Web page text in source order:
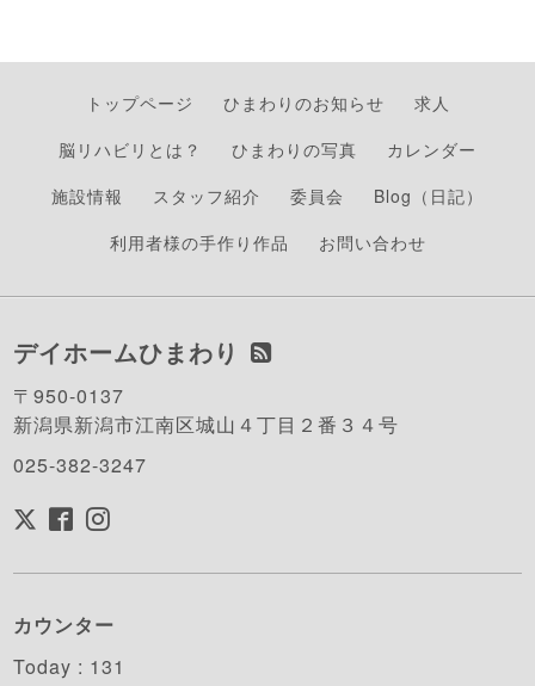
トップページ ひまわりのお知らせ
求人
脳リハビリとは？
ひまわりの写真
カレンダー
施設情報
スタッフ紹介 委員会
Blog（日記）
利用者様の手作り作品
お問い合わせ
デイホームひまわり
〒950-0137
新潟県新潟市江南区城山４丁目２番３４号
025-382-3247
カウンター
Today : 131